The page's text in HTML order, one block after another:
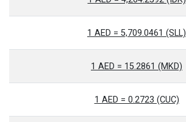
1 AED = 5,709.0461 (SLL)
1 AED = 15.2861 (MKD)
1 AED = 0.2723 (CUC)